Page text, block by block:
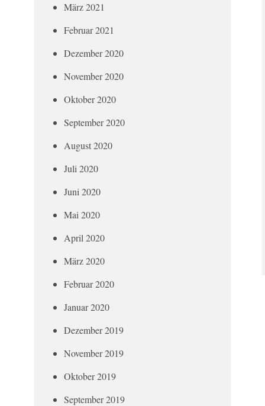
März 2021
Februar 2021
Dezember 2020
November 2020
Oktober 2020
September 2020
August 2020
Juli 2020
Juni 2020
Mai 2020
April 2020
März 2020
Februar 2020
Januar 2020
Dezember 2019
November 2019
Oktober 2019
September 2019